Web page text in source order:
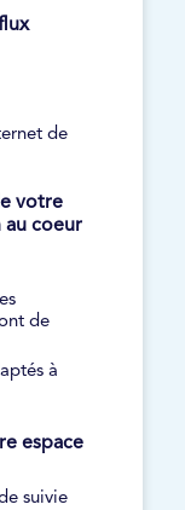
de
votre
au coeur
de
à
espace
suivie